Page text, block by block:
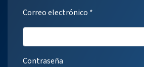
Correo electrónico *
Contraseña